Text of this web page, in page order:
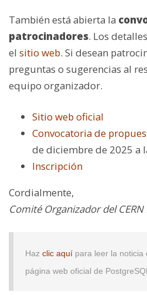
También está abierta la
patrocinadores. Los
el sitio web. Si desean
preguntas o sugerencias al
equipo organizador.
Sitio web oficial
Convocatoria de
de diciembre de 2025 a
Inscripción
Cordialmente,
Comité Organizador del CERN
Haz clic aquí para leer la noticia
página web oficial de